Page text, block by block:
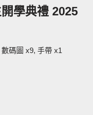
學典禮 2025
碼圖 x9, 手帶 x1